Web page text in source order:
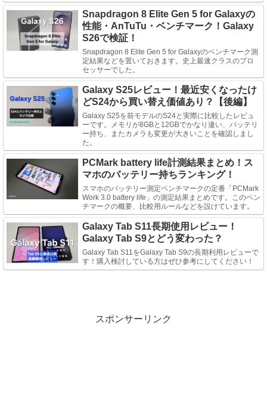
Snapdragon 8 Elite Gen 5 for Galaxyの
性能・AnTuTu・ベンチマーク！Galaxy
S26で検証！
Snapdragon 8 Elite Gen 5 for Galaxyのベンチマーク測
定結果などを置いておきます。史上最速クラスのプロ
セッサーでした。
Galaxy S25レビュー！最近安くなったけ
どS24から買い替え価値あり？【後編】
Galaxy S25を前モデルのS24と実際に比較したレビュ
ーです。メモリが8GBと12GBでかなり違い、バッテリ
ー持ち、またカメラも変更が大きいことを確認しまし
た。
PCMark battery life計測結果まとめ！ス
マホのバッテリー持ちランキング！
スマホのバッテリー測定ベンチマークの定番「PCMark
Work 3.0 battery life」の測定結果まとめです。このベン
チマークの概要、比較用ルールなどを設けています。
Galaxy Tab S11長期使用レビュー！
Galaxy Tab S9とどう変わった？
Galaxy Tab S11をGalaxy Tab S9の長期利用レビューで
す！購入検討している方はぜひ参考にしてください！
スポンサーリンク